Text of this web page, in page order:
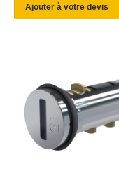
Ajouter à votre devis